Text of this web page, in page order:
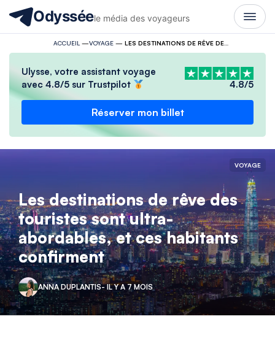
Odysséele média des voyageurs
ACCUEIL —VOYAGE— LES DESTINATIONS DE RÊVE DES TOURISTES SONT ULTRA-ABORDABLES, ET CES HABITANTS CONFIRMENT
Ulysse, votre assistant voyage
avec 4.8/5 sur Trustpilot
4.8/5
Réserver mon billet
VOYAGE
Les destinations de rêve des
touristes sont ultra-
abordables, et ces habitants
confirment
ANNA DUPLANTIS- IL Y A 7 MOIS